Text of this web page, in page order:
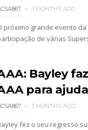
“Necro Butcher
3 MONTHS AGO
próximo grande evento da
de várias
Bayley
para
3 MONTHS AGO
fez o seu regresso